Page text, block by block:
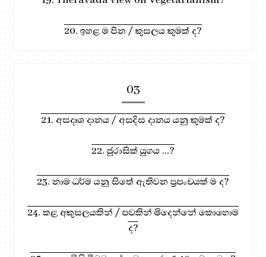
20. ඉහළ ම පින / කුසලය කුමක් ද?
03
21. අසදෘශ දානය / අසදිස දානය යනු කුමක් ද?
22. ජුරාසික් යුගය ...?
23. නාම ධර්ම යනු සිතේ ඇතිවන ප්‍රපංචයක් ම ද?
24. කළ අකුසලයකින් / පවකින් මිදෙන්නේ කොහොම
ද?